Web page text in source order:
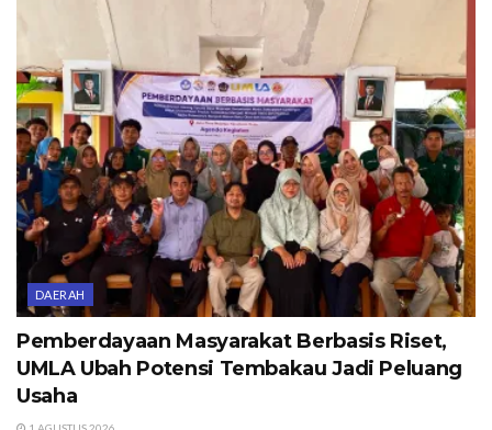
DAERAH
Pemberdayaan Masyarakat Berbasis Riset,
UMLA Ubah Potensi Tembakau Jadi Peluang
Usaha